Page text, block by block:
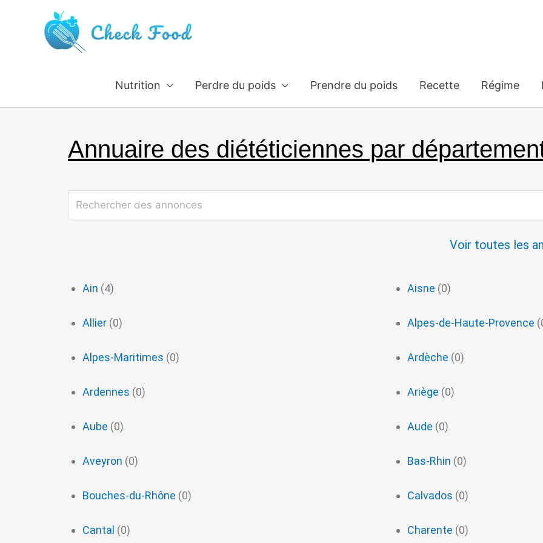
Nutrition Perdre du poids Prendre du poids Recette Régime
Annuaire des diététiciennes par
Voir toutes les
Ain (4) Aisne (0)
Allier (0) Alpes-de-Haute-Provence
Alpes-Maritimes (0) Ardèche (0)
Ardennes (0) Ariège (0)
Aube (0) Aude (0)
Aveyron (0) Bas-Rhin (0)
Bouches-du-Rhône (0) Calvados (0)
Cantal (0) Charente (0)